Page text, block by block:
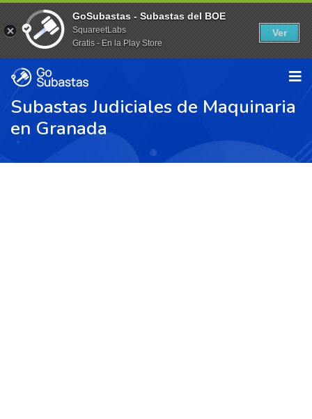
Subastas Judiciales de Maquinaria
en Granada
GoSubastas - Subastas del BOE
SquareetLabs
Gratis - En la Play Store
Ver